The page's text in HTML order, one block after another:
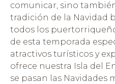
comunicar, sino
tradición de la Navidad
todos los
de esta temporada
atractivos turísticos y
ofrece nuestra Isla del
se pasan las Navidades